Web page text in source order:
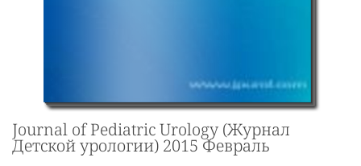
Journal of Pediatric Urology (Журнал
Детской урологии) 2015 Февраль